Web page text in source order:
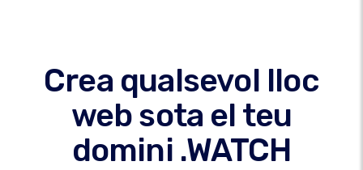
Crea qualsevol lloc
web sota el teu
domini .WATCH